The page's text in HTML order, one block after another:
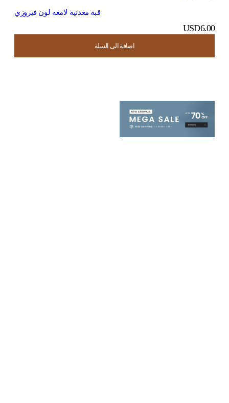
اضافة الى السلة
اضافة الى السلة
اضافة الى السلة
اضافة الى السلة
قبة معدنية لامعه لون فيروزي
USD6.00